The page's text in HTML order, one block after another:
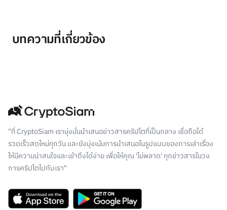
บทความที่เกี่ยวข้อง
"ที่ CryptoSiam เรามุ่งมั่นนำเสนอข่าวสารคริปโตที่เป็นกลาง เชื่อถือได้
รวดเร็วสดใหม่ทุกวัน และยังมุ่งเน้นการนำเสนอในรูปแบบของการเล่าเรื่อง
ให้มีความน่าสนใจและเข้าถึงได้ง่าย เพื่อให้คุณ 'ไม่พลาด' ทุกข่าวสารในวง
การคริปโตไปกับเรา"